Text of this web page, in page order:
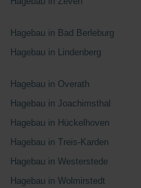
Hagebau in Bad Berleburg
Hagebau in Lindenberg
Hagebau in Overath
Hagebau in Joachimsthal
Hagebau in Hückelhoven
Hagebau in Treis-Karden
Hagebau in Westerstede
Hagebau in Wolmirstedt